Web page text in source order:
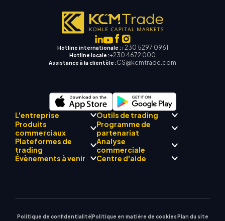
Hotline internationale :+230 5297 0961
Hotline locale :+230 4672 000
Assistance à la clientèle :CS@kcmtrade.com
L'entreprise
Conformité réglementaire
À propos de
L'équipe
Philosophie d'entreprise
Actualités de l'entreprise
Outils de trading
Mentor
Centre de signalisation
commerciale KCM
Calendrier économique
Assistance EA pour MT4
Produits
commerciaux
Forex
Métaux précieux
Programme de
partenariat
Présentation du
programme Broker
Plateformes de
trading
Analyse
commerciale
Évènements à venir Centre d'aide
Politique de confidentialitéPolitique en matière de cookiesPlan du site